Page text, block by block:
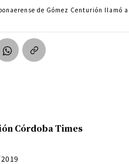
de Gómez Centurión llamó
Córdoba Times